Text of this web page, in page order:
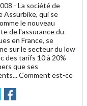
- La société de
Assurbike, qui se
le nouveau
de l'assurance du
en France, se
sur le secteur du low
des tarifs 10 à 20%
que ses
Comment est-ce
Partager
sur